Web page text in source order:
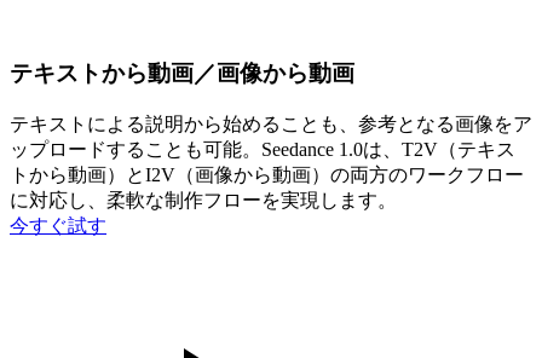
テキストから動画／画像から動画
テキストによる説明から始めることも、参考となる画像をア
ップロードすることも可能。Seedance 1.0は、T2V（テキス
トから動画）とI2V（画像から動画）の両方のワークフロー
に対応し、柔軟な制作フローを実現します。
今すぐ試す